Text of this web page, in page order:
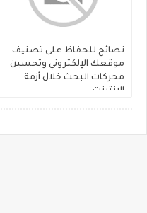
نصائح للحفاظ على تصنيف
موقعك الإلكتروني وتحسين
محركات البحث خلال أزمة
الإنترنت